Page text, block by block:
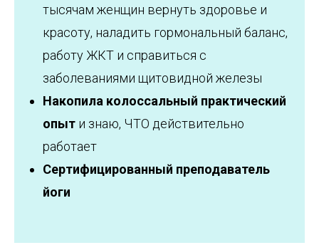
тысячам женщин вернуть здоровье и
красоту, наладить гормональный баланс,
работу ЖКТ и справиться с
заболеваниями щитовидной железы
Накопила колоссальный практический
опыт и знаю, ЧТО действительно
работает
Сертифицированный преподаватель
йоги